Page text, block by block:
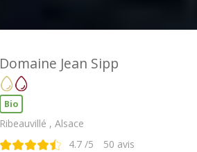
Domaine Jean Sipp
Bio
Ribeauvillé , Alsace
4.7 /5 50 avis